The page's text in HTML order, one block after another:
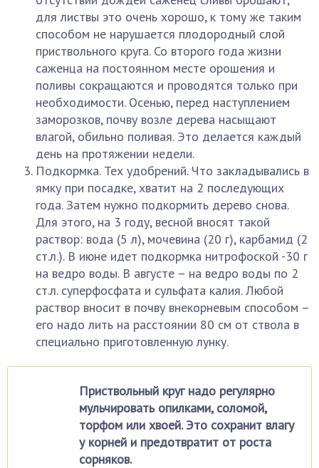
для листвы это очень хорошо, к тому же таким
способом не нарушается плодородный слой
приствольного круга. Со второго года жизни
саженца на постоянном месте орошения и
поливы сокращаются и проводятся только при
необходимости. Осенью, перед наступлением
заморозков, почву возле дерева насыщают
влагой, обильно поливая. Это делается каждый
день на протяжении недели.
Подкормка. Тех удобрений. Что закладывались в
ямку при посадке, хватит на 2 последующих
года. Затем нужно подкормить дерево снова.
Для этого, на 3 году, весной вносят такой
раствор: вода (5 л), мочевина (20 г), карбамид (2
ст.л.). В июне идет подкормка нитрофоской -30 г
на ведро воды. В августе – на ведро воды по 2
ст.л. суперфосфата и сульфата калия. Любой
раствор вносит в почву внекорневым способом –
его надо лить на расстоянии 80 см от ствола в
специально приготовленную лунку.
Приствольный круг надо регулярно
мульчировать опилками, соломой,
торфом или хвоей. Это сохранит влагу
у корней и предотвратит от роста
сорняков.